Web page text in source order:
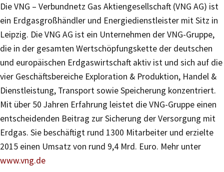
Die VNG – Verbundnetz Gas Aktiengesellschaft (VNG AG) ist
ein Erdgasgroßhändler und Energiedienstleister mit Sitz in
Leipzig. Die VNG AG ist ein Unternehmen der VNG-Gruppe,
die in der gesamten Wertschöpfungskette der deutschen
und europäischen Erdgaswirtschaft aktiv ist und sich auf die
vier Geschäftsbereiche Exploration & Produktion, Handel &
Dienstleistung, Transport sowie Speicherung konzentriert.
Mit über 50 Jahren Erfahrung leistet die VNG-Gruppe einen
entscheidenden Beitrag zur Sicherung der Versorgung mit
Erdgas. Sie beschäftigt rund 1300 Mitarbeiter und erzielte
2015 einen Umsatz von rund 9,4 Mrd. Euro. Mehr unter
www.vng.de